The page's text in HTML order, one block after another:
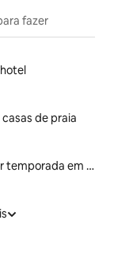
fazer
de praia
Aluguéis por temporada em albergue